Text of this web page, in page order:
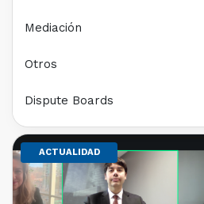
ACTUALIDAD
Mediación
Otros
Dispute Boards